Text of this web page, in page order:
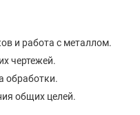
и работа с металлом.
чертежей.
обработки.
общих целей.